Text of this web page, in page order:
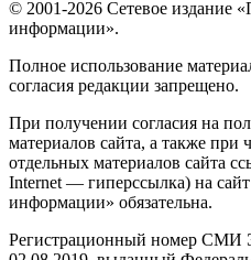
© 2001-2026 Сетевое издание
информации».
Полное использование
согласия редакции запрещено.
При получении согласия на
материалов сайта, а также при
отдельных материалов сайта
Internet — гиперссылка) на сайт
информации» обязательна.
Регистрационный номер